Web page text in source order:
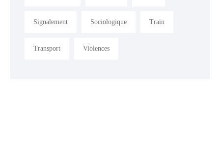
Signalement Sociologique Train
Transport Violences